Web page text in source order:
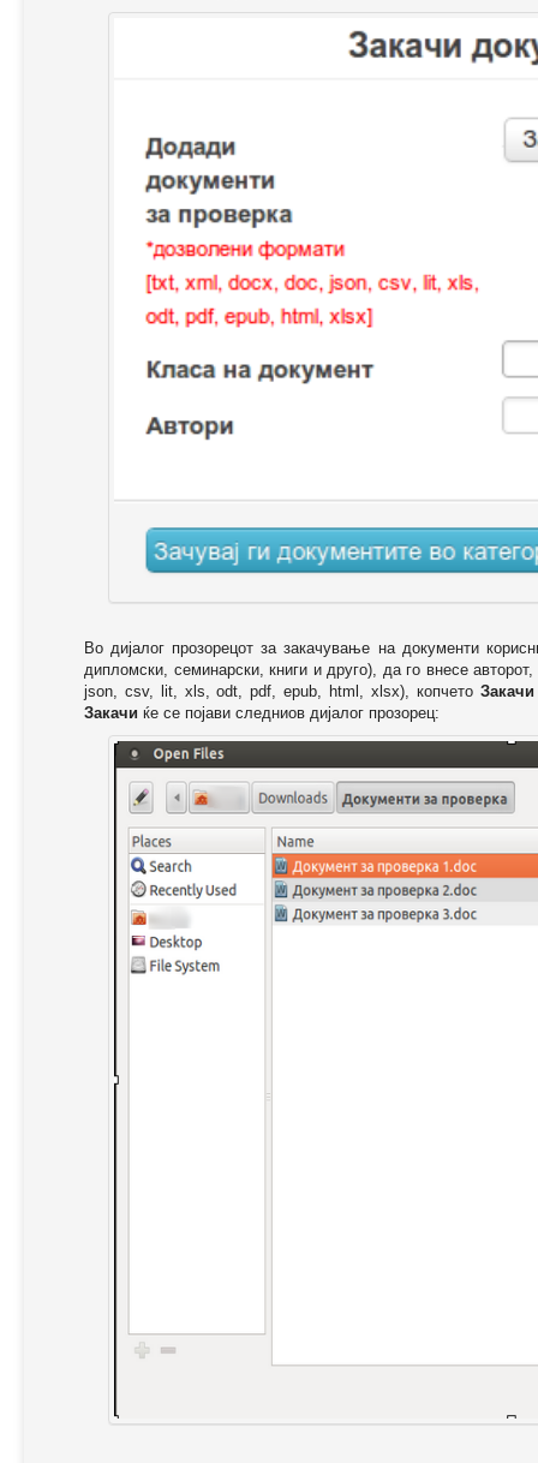
Во дијалог прозорецот за закачување на документи
дипломски, семинарски, книги и друго), да го внесе
json, csv, lit, xls, odt, pdf, epub, html, xlsx), копчето Закачи
Закачи ќе се појави следниов дијалог прозорец: